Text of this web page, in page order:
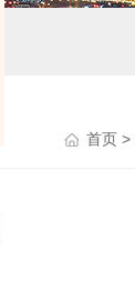
首页 >